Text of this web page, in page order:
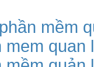
phần mềm
mem quan